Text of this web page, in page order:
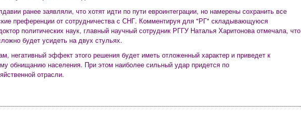
ранее заявляли, что хотят идти по пути евроинтеграции, но намерены сохранить все
преференции от сотрудничества с СНГ. Комментируя для "РГ" складывающуюся
политических наук, главный научный сотрудник РГГУ Наталья Харитонова отмечала, что
будет усидеть на двух стульях.
негативный эффект этого решения будет иметь отложенный характер и приведет к
обнищанию населения. При этом наиболее сильный удар придется по
отрасли.